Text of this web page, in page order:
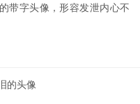
带字头像，形容发泄内心不
的头像